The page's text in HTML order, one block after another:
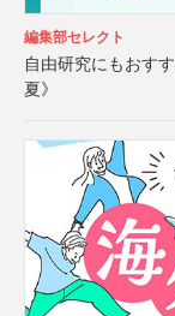
編集部セレクト
自由研究にもおす
夏》